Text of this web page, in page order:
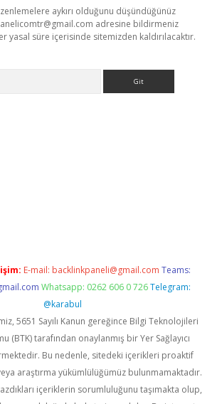
aykırı olduğunu düşündüğünüz
adresine bildirmeniz
yasal süre içerisinde sitemizden kaldırılacaktır.
E-mail: backlinkpaneli@gmail.com Teams:
Whatsapp: 0262 606 0 726 Telegram:
@karabul
5651 Sayılı Kanun gereğince Bilgi Teknolojileri
(BTK) tarafından onaylanmış bir Yer Sağlayıcı
Bu nedenle, sitedeki içerikleri proaktif
araştırma yükümlülüğümüz bulunmamaktadır.
içeriklerin sorumluluğunu taşımakta olup,